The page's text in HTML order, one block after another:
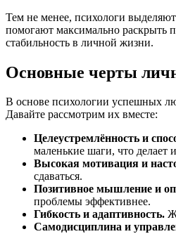
Тем не менее, психологи
помогают максимально раскрыть
стабильность в личной жизни.
Основные черты
В основе психологии успешных
Давайте рассмотрим их вместе:
Целеустремлённость и
маленькие шаги, что
Высокая мотивация и
сдаваться.
Позитивное мышление и
проблемы эффективнее.
Гибкость и адаптивность.
Самодисциплина и